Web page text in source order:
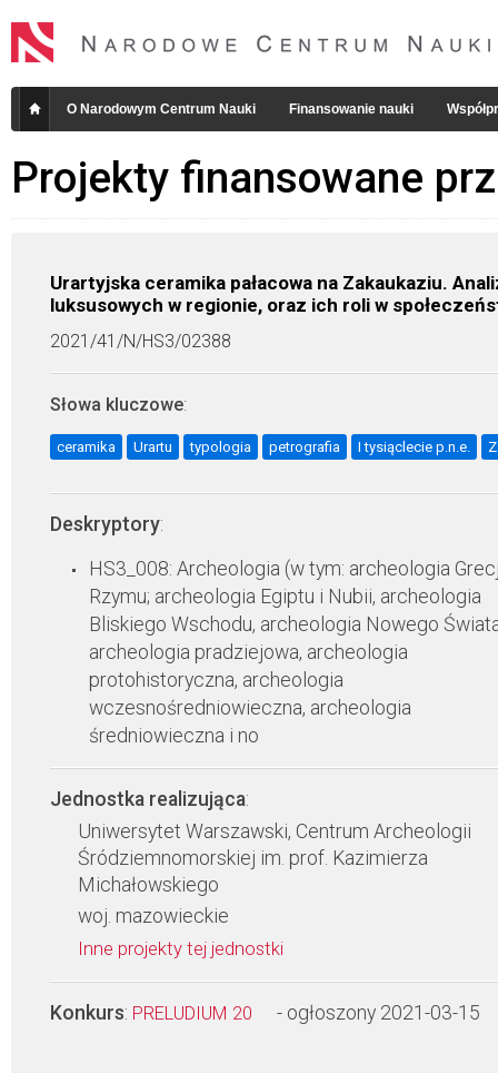
O Narodowym Centrum Nauki Finansowanie nauki
Projekty finansowane
Urartyjska ceramika pałacowa na Zakaukaziu.
luksusowych w regionie, oraz ich roli w
2021/41/N/HS3/02388
Słowa kluczowe:
ceramika Urartu typologia petrografia I tysiąclecie p.n.e.
Deskryptory:
HS3_008: Archeologia (w tym: archeologia
Rzymu; archeologia Egiptu i Nubii, archeologia
Bliskiego Wschodu, archeologia Nowego
archeologia pradziejowa, archeologia
protohistoryczna, archeologia
wczesnośredniowieczna, archeologia
średniowieczna i no
Jednostka realizująca:
Uniwersytet Warszawski, Centrum Archeologii
Śródziemnomorskiej im. prof. Kazimierza
Michałowskiego
woj. mazowieckie
Inne projekty tej jednostki
Konkurs: PRELUDIUM 20 - ogłoszony 2021-03-15